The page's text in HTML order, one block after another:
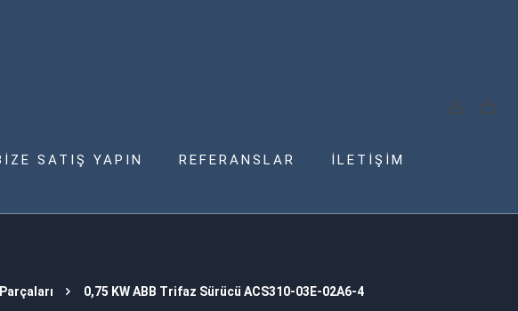
SATIŞ YAPIN REFERANSLAR İLETİŞİM
0,75 KW ABB Trifaz Sürücü ACS310-03E-02A6-4